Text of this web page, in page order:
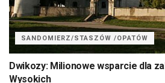
SANDOMIERZ/STASZÓW /OPATÓW
Dwikozy: Milionowe wsparcie dla
Wysokich